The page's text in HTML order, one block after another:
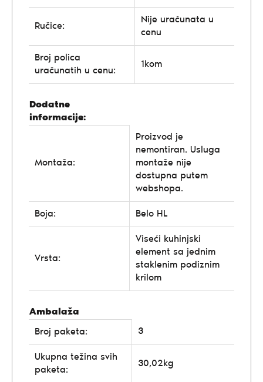
Ručice:
Nije uračunata u
cenu
Broj polica
uračunatih u cenu:
1kom
Dodatne
informacije:
Montaža:
Proizvod je
nemontiran. Usluga
montaže nije
dostupna putem
webshopa.
Boja: Belo HL
Vrsta:
Viseći kuhinjski
element sa jednim
staklenim podiznim
krilom
Ambalaža
Broj paketa:
3
Ukupna težina svih
paketa:
30,02kg